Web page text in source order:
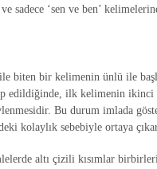
sadece ‘sen ve ben’
biten bir kelimenin ünlü ile
edildiğinde, ilk kelimenin ikinci
Bu durum imlada
kolaylık sebebiyle ortaya
altı çizili kısımlar